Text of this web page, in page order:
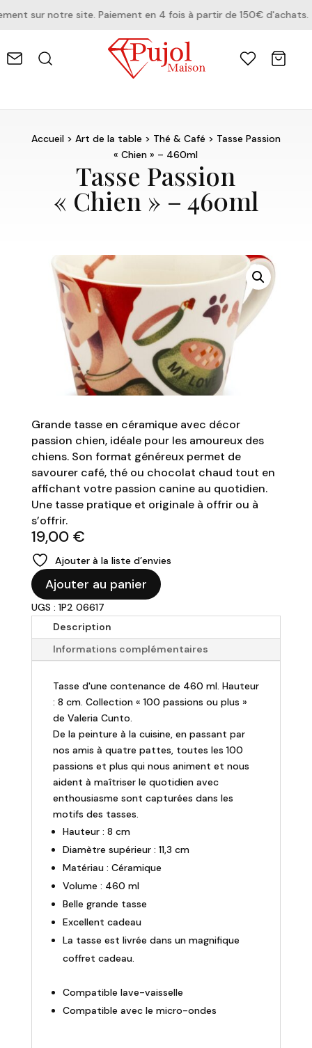
sur notre site. Paiement en 4 fois à partir de 150€ d'achats.
Accueil> Art de la table> Thé & Café> Tasse Passion
« Chien » – 460ml
Tasse Passion
« Chien » – 460ml
Grande tasse en céramique avec décor
passion chien, idéale pour les amoureux des
chiens. Son format généreux permet de
savourer café, thé ou chocolat chaud tout en
affichant votre passion canine au quotidien.
Une tasse pratique et originale à offrir ou à
s’offrir.
19,00 €
Ajouter à la liste d’envies
quantité
de
Tasse
Passion
"Chien"
Ajouter au panier
UGS : 1P2 06617
Description
Informations complémentaires
Tasse d'une contenance de 460 ml. Hauteur
: 8 cm. Collection « 100 passions ou plus »
de Valeria Cunto.
De la peinture à la cuisine, en passant par
nos amis à quatre pattes, toutes les 100
passions et plus qui nous animent et nous
aident à maîtriser le quotidien avec
enthousiasme sont capturées dans les
motifs des tasses.
Hauteur : 8 cm
Diamètre supérieur : 11,3 cm
Matériau : Céramique
Volume : 460 ml
Belle grande tasse
Excellent cadeau
La tasse est livrée dans un magnifique
coffret cadeau.
Compatible lave-vaisselle
Compatible avec le micro-ondes